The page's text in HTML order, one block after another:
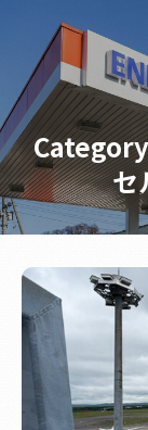
セ